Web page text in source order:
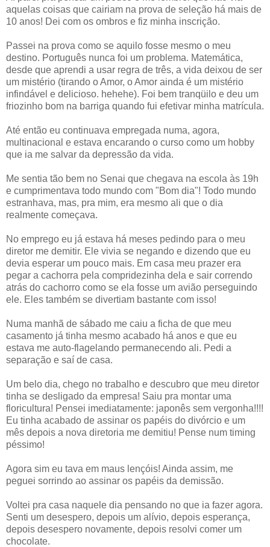
aquelas coisas que cairiam na prova de seleção há mais de
10 anos! Dei com os ombros e fiz minha inscrição.
Passei na prova como se aquilo fosse mesmo o meu
destino. Português nunca foi um problema. Matemática,
desde que aprendi a usar regra de três, a vida deixou de ser
um mistério (tirando o Amor, o Amor ainda é um mistério
infindável e delicioso. hehehe). Foi bem tranqüilo e deu um
friozinho bom na barriga quando fui efetivar minha matrícula.
Até então eu continuava empregada numa, agora,
multinacional e estava encarando o curso como um hobby
que ia me salvar da depressão da vida.
Me sentia tão bem no Senai que chegava na escola às 19h
e cumprimentava todo mundo com "Bom dia"! Todo mundo
estranhava, mas, pra mim, era mesmo ali que o dia
realmente começava.
No emprego eu já estava há meses pedindo para o meu
diretor me demitir. Ele vivia se negando e dizendo que eu
devia esperar um pouco mais. Em casa meu prazer era
pegar a cachorra pela compridezinha dela e sair correndo
atrás do cachorro como se ela fosse um avião perseguindo
ele. Eles também se divertiam bastante com isso!
Numa manhã de sábado me caiu a ficha de que meu
casamento já tinha mesmo acabado há anos e que eu
estava me auto-flagelando permanecendo ali. Pedi a
separação e saí de casa.
Um belo dia, chego no trabalho e descubro que meu diretor
tinha se desligado da empresa! Saiu pra montar uma
floricultura! Pensei imediatamente: japonês sem vergonha!!!!
Eu tinha acabado de assinar os papéis do divórcio e um
mês depois a nova diretoria me demitiu! Pense num timing
péssimo!
Agora sim eu tava em maus lençóis! Ainda assim, me
peguei sorrindo ao assinar os papéis da demissão.
Voltei pra casa naquele dia pensando no que ia fazer agora.
Senti um desespero, depois um alívio, depois esperança,
depois desespero novamente, depois resolvi comer um
chocolate.